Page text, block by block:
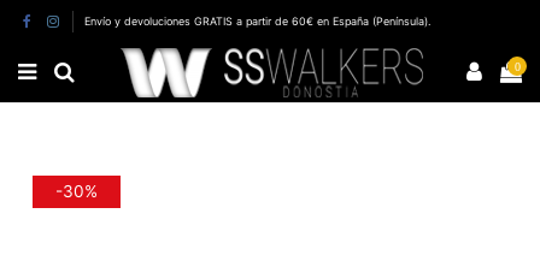
Envío y devoluciones GRATIS a partir de 60€ en España (Península).
0
-30%